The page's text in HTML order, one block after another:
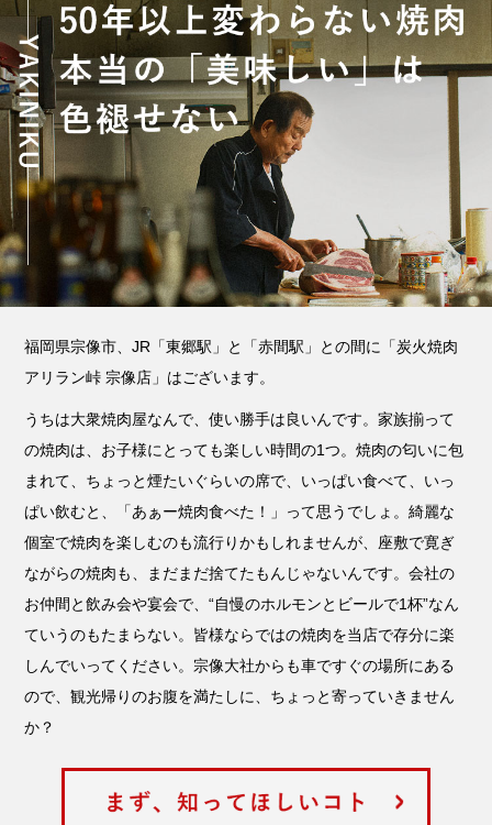
福岡県宗像市、JR「東郷駅」と「赤間駅」との間に「炭火焼肉
アリラン峠 宗像店」はございます。
うちは大衆焼肉屋なんで、使い勝手は良いんです。家族揃って
の焼肉は、お子様にとっても楽しい時間の1つ。焼肉の匂いに包
まれて、ちょっと煙たいぐらいの席で、いっぱい食べて、いっ
ぱい飲むと、「あぁー焼肉食べた！」って思うでしょ。綺麗な
個室で焼肉を楽しむのも流行りかもしれませんが、座敷で寛ぎ
ながらの焼肉も、まだまだ捨てたもんじゃないんです。会社の
お仲間と飲み会や宴会で、“自慢のホルモンとビールで1杯”なん
ていうのもたまらない。皆様ならではの焼肉を当店で存分に楽
しんでいってください。宗像大社からも車ですぐの場所にある
ので、観光帰りのお腹を満たしに、ちょっと寄っていきません
か？